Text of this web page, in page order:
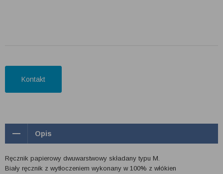
Kontakt
Opis
Ręcznik papierowy dwuwarstwowy składany typu M.
Biały ręcznik z wytłoczeniem wykonany w 100% z włókien